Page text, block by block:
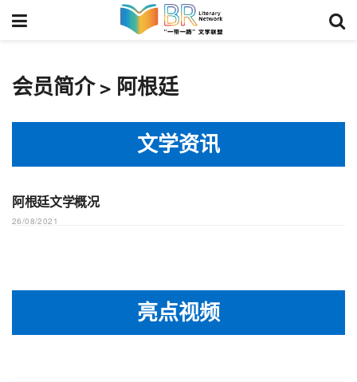
会员简介 > 阿根廷
文学资讯
百科
阿根廷文学概况
26/08/2021
亮点视频